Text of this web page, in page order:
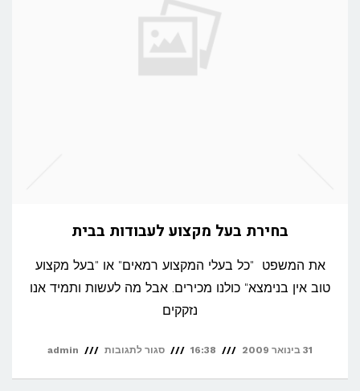
בחירת בעל מקצוע לעבודות בבית
את המשפט "כל בעלי המקצוע רמאים" או "בעל מקצוע
טוב אין בנימצא" כולנו מכירים. אבל מה לעשות ותמיד אנו
נזקקים
31 בינואר 2009 16:38 סגור לתגובות על admin